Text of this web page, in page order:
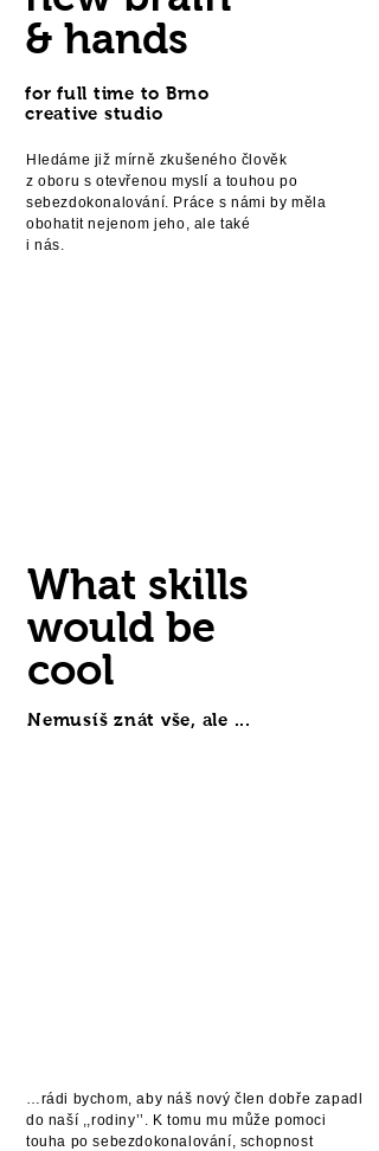
& hands
for full time to Brno
creative studio
Hledáme již mírně zkušeného člověk
z oboru s otevřenou myslí a touhou po
sebezdokonalování. Práce s námi by měla
obohatit nejenom jeho, ale také
i nás.
Nemusíš znát vše, ale ...
What skills
would be
cool
…rádi bychom, aby náš nový člen dobře zapadl
do naší ,,rodiny’’. K tomu mu může pomoci
touha po sebezdokonalování, schopnost